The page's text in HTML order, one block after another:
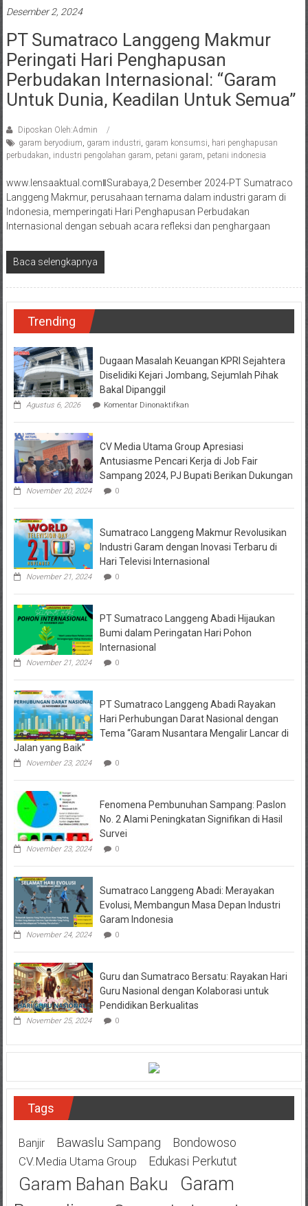
Desember 2, 2024
PT Sumatraco Langgeng Makmur
Peringati Hari Penghapusan
Perbudakan Internasional: “Garam
Untuk Dunia, Keadilan Untuk Semua”
Diposkan Oleh:Admin
garam beryodium, garam industri, garam konsumsi, hari penghapusan
perbudakan, industri pengolahan garam, petani garam, petani indonesia
www.lensaaktual.comǁSurabaya,2 Desember 2024-PT Sumatraco
Langgeng Makmur, perusahaan ternama dalam industri garam di
Indonesia, memperingati Hari Penghapusan Perbudakan
Internasional dengan sebuah acara refleksi dan penghargaan
Baca selengkapnya
Trending
Dugaan Masalah Keuangan KPRI Sejahtera
Diselidiki Kejari Jombang, Sejumlah Pihak
Bakal Dipanggil
Agustus 6, 2026 Komentar Dinonaktifkanpada
Masalah
KPRI
Sejahtera
Diselidiki
Kejari
Dipanggil
CV Media Utama Group Apresiasi
Antusiasme Pencari Kerja di Job Fair
Sampang 2024, PJ Bupati Berikan Dukungan
November 20, 2024 0
Sumatraco Langgeng Makmur Revolusikan
Industri Garam dengan Inovasi Terbaru di
Hari Televisi Internasional
November 21, 2024 0
PT Sumatraco Langgeng Abadi Hijaukan
Bumi dalam Peringatan Hari Pohon
Internasional
November 21, 2024 0
PT Sumatraco Langgeng Abadi Rayakan
Hari Perhubungan Darat Nasional dengan
Tema “Garam Nusantara Mengalir Lancar di
Jalan yang Baik”
November 23, 2024 0
Fenomena Pembunuhan Sampang: Paslon
No. 2 Alami Peningkatan Signifikan di Hasil
Survei
November 23, 2024 0
Sumatraco Langgeng Abadi: Merayakan
Evolusi, Membangun Masa Depan Industri
Garam Indonesia
November 24, 2024 0
Guru dan Sumatraco Bersatu: Rayakan Hari
Guru Nasional dengan Kolaborasi untuk
Pendidikan Berkualitas
November 25, 2024 0
Tags
Banjir Bawaslu Sampang Bondowoso
CV.Media Utama Group Edukasi Perkutut
Garam Bahan Baku
Garam